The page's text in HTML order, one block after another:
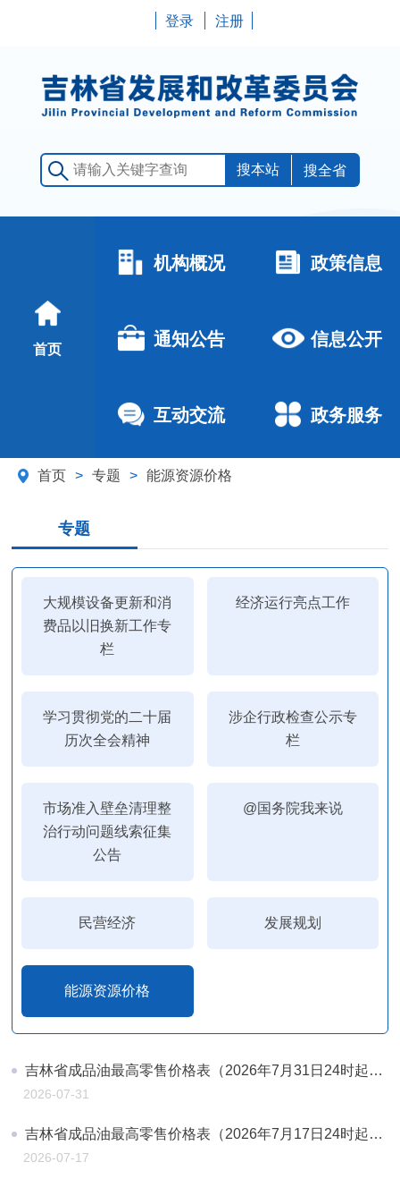
登录 注册
搜全省
首页
机构概况 政策信息
通知公告 信息公开
互动交流 政务服务
首页 > 专题 > 能源资源价格
专题
大规模设备更新和消
费品以旧换新工作专
栏
经济运行亮点工作
学习贯彻党的二十届
历次全会精神
涉企行政检查公示专
栏
市场准入壁垒清理整
治行动问题线索征集
公告
@国务院我来说
民营经济 发展规划
能源资源价格
吉林省成品油最高零售价格表（2026年7月31日24时起执行）
2026-07-31
吉林省成品油最高零售价格表（2026年7月17日24时起执行）
2026-07-17